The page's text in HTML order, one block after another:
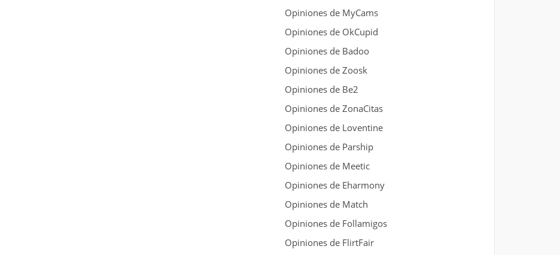
Opiniones de MyCams
Opiniones de OkCupid
Opiniones de Badoo
Opiniones de Zoosk
Opiniones de Be2
Opiniones de ZonaCitas
Opiniones de Loventine
Opiniones de Parship
Opiniones de Meetic
Opiniones de Eharmony
Opiniones de Match
Opiniones de Follamigos
Opiniones de FlirtFair